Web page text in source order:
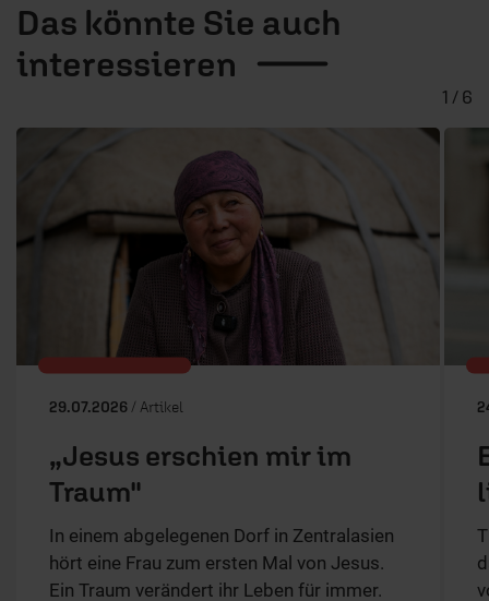
Das könnte Sie auch
interessieren
29.07.2026 / Artikel
„Jesus erschien mir im
Traum"
In einem abgelegenen Dorf in Zentralasien
hört eine Frau zum ersten Mal von Jesus.
Ein Traum verändert ihr Leben für immer.
1 / 6